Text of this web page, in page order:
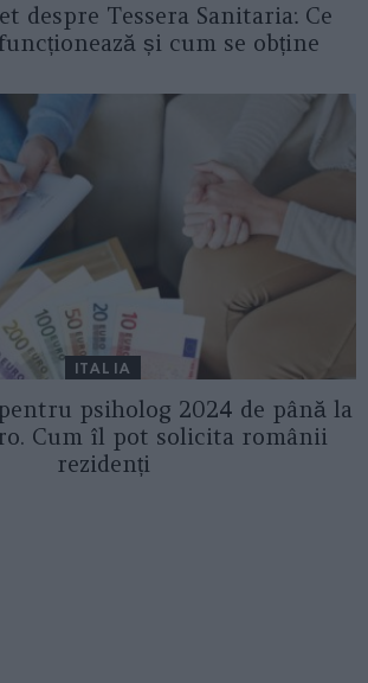
despre Tessera Sanitaria: Ce
și cum se obține
ITALIA
psiholog 2024 de până la
Cum îl pot solicita românii
rezidenți